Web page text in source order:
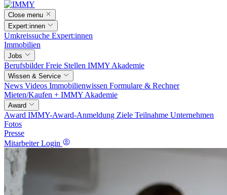
Close menu
Expert:innen
Umkreissuche Expert:innen
Immobilien
Jobs
BerufsbilderFreie Stellen IMMY Akademie
Wissen & Service
News Videos Immobilienwissen Formulare & Rechner
Mieten/Kaufen + IMMY Akademie
Award
Award IMMY-Award-Anmeldung Ziele Teilnahme Unternehmen
Fotos
Presse
Mitarbeiter Login